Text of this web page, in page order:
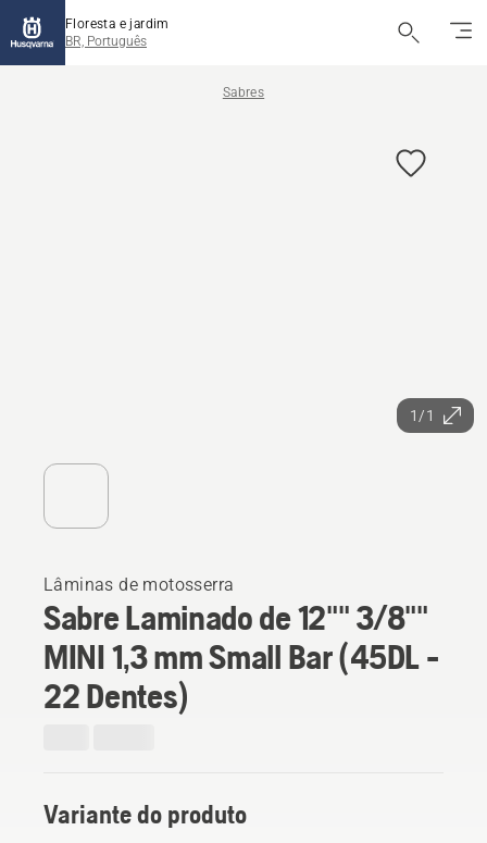
Floresta e jardim
BR, Português
Sabres
1/1
Lâminas de motosserra
Sabre Laminado de 12"" 3/8""
MINI 1,3 mm Small Bar (45DL -
22 Dentes)
Variante do produto